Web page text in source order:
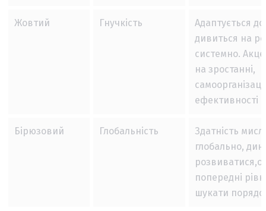
Жовтий Гнучкість
Адаптується до
дивиться на
системно.
на зростанні,
ефективності
Бірюзовий Глобальність
Здатність
глобально,
попередні
шукати